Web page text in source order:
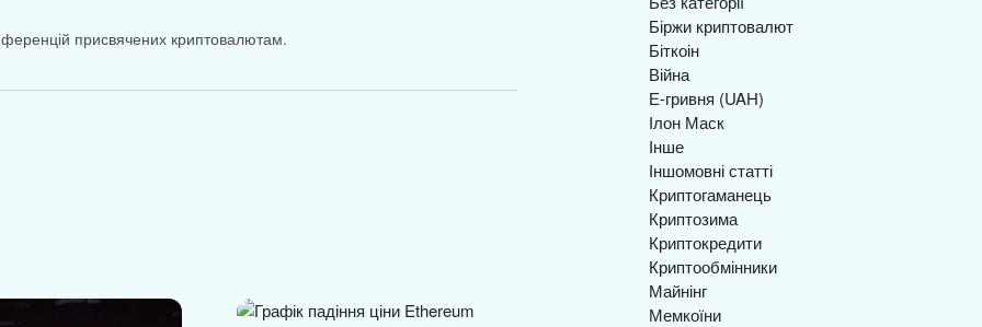
присвячених криптовалютам.
Біржи криптовалют
Біткоін
Війна
Е-гривня (UAH)
Ілон Маск
Інше
Іншомовні статті
Криптогаманець
Криптозима
Криптокредити
Криптообмінники
Майнінг
Мемкоїни